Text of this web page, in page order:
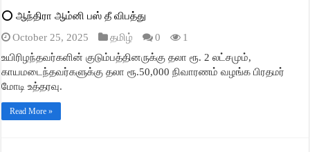
⭕ ஆந்திரா ஆம்னி பஸ் தீ விபத்து
October 25, 2025
தமிழ் 0
1
உயிரிழந்தவர்களின் குடும்பத்தினருக்கு தலா ரூ. 2 லட்சமும்,
காயமடைந்தவர்களுக்கு தலா ரூ.50,000 நிவாரணம் வழங்க பிரதமர்
மோடி உத்தரவு.
Read More »